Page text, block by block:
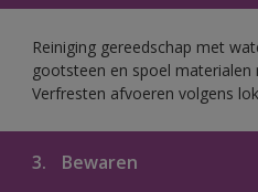
Reiniging gereedschap met
gootsteen en spoel materialen
Verfresten afvoeren volgens
3. Bewaren